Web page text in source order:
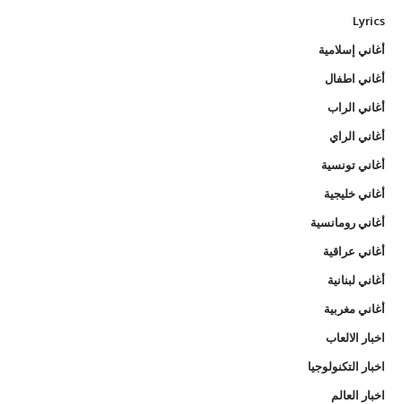
Lyrics
أغاني إسلامية
أغاني اطفال
أغاني الراب
أغاني الراي
أغاني تونسية
أغاني خليجية
أغاني رومانسية
أغاني عراقية
أغاني لبنانية
أغاني مغربية
اخبار الالعاب
اخبار التكنولوجيا
اخبار العالم